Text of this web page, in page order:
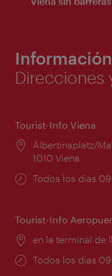
Direcciones
Tourist-Info Viena
Lugar:
Albertinaplatz/
1010 Viena
Horarios
Todos los días
Tourist-Info
Lugar:
en la terminal de
Horarios
Todos los días